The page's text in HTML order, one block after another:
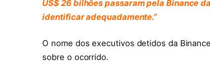
US$ 26 bilhões passaram pela Binance
identificar adequadamente.”
O nome dos executivos detidos da
sobre o ocorrido.